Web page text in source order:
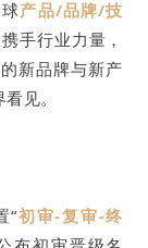
产品/品牌/技
手行业力量，
新品牌与新产
见。
“初审-复审-终